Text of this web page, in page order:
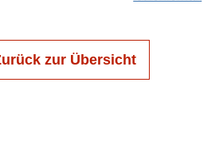
zur Übersicht